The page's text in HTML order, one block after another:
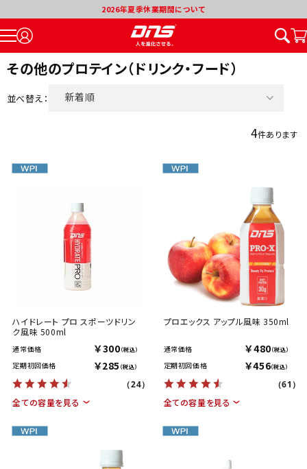
2026年夏季休業期間について
その他のプロテイン（ドリンク・フード）
並べ替え：
新着順
4件あります
ハイドレート プロ スポーツドリン
ク風味 500ml
通常価格 ￥300（税込）
定期初回価格 ￥285 （税込）
（24）
全ての容量を見る
プロエックス アップル風味 350ml
通常価格 ￥480（税込）
定期初回価格 ￥456（税込）
（61）
全ての容量を見る